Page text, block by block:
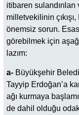
itibaren
milletvekilinin
önemsiz sorun.
görebilmek için
lazım:
a- Büyükşehir
Tayyip Erdoğan’a
ağı kurmaya
de dahil olduğu